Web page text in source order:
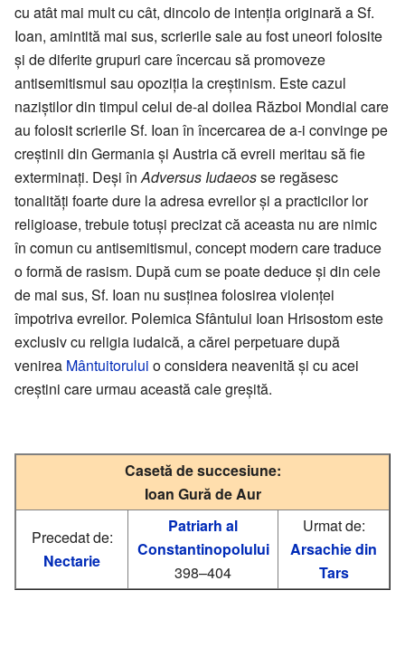
cu atât mai mult cu cât, dincolo de intenția originară a Sf.
Ioan, amintită mai sus, scrierile sale au fost uneori folosite
și de diferite grupuri care încercau să promoveze
antisemitismul sau opoziția la creștinism. Este cazul
naziștilor din timpul celui de-al doilea Război Mondial care
au folosit scrierile Sf. Ioan în încercarea de a-i convinge pe
creștinii din Germania și Austria că evreii meritau să fie
exterminați. Deși înAdversus Iudaeosse regăsesc
tonalități foarte dure la adresa evreilor și a practicilor lor
religioase, trebuie totuși precizat că aceasta nu are nimic
în comun cu antisemitismul, concept modern care traduce
o formă de rasism. După cum se poate deduce și din cele
de mai sus, Sf. Ioan nu susținea folosirea violenței
împotriva evreilor. Polemica Sfântului Ioan Hrisostom este
exclusiv cu religia iudaică, a cărei perpetuare după
venirea Mântuitorului o considera neavenită și cu acei
creștini care urmau această cale greșită.
Casetă de succesiune:
Ioan Gură de Aur
Precedat de:
Nectarie
Patriarh al
Constantinopolului
398–404
Urmat de:
Arsachie din
Tars